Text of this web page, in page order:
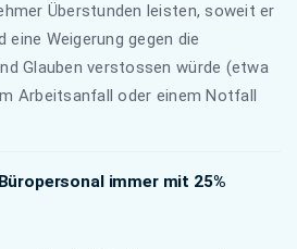
Überstunden leisten, soweit er
eine Weigerung gegen die
Glauben verstossen würde (etwa
Arbeitsanfall oder einem Notfall
immer mit 25%